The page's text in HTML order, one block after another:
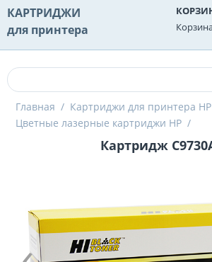
КАРТРИДЖИ
для принтера
Главная / Картриджи для принтера HP
Цветные лазерные картриджи HP /
Картридж